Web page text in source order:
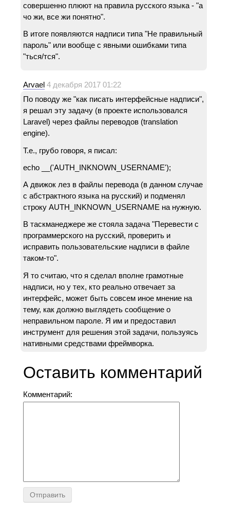
совершенно плюют на правила русского языка - "а
чо жи, все жи понятно".
В итоге появляются надписи типа "Не правильный
пароль" или вообще с явными ошибками типа
"ться/тся".
Arvael 4 декабря 2017 01:22
По поводу же "как писать интерфейсные надписи",
я решал эту задачу (в проекте использовался
Laravel) через файлы переводов (translation
engine).
Т.е., грубо говоря, я писал:
echo __('AUTH_INKNOWN_USERNAME');
А движок лез в файлы перевода (в данном случае
с абстрактного языка на русский) и подменял
строку AUTH_INKNOWN_USERNAME на нужную.
В таскманеджере же стояла задача "Перевести с
программерского на русский, проверить и
исправить пользовательские надписи в файле
таком-то".
Я то считаю, что я сделал вполне грамотные
надписи, но у тех, кто реально отвечает за
интерфейс, может быть совсем иное мнение на
тему, как должно выглядеть сообщение о
неправильном пароле. Я им и предоставил
инструмент для решения этой задачи, пользуясь
нативными средствами фреймворка.
Оставить комментарий
Комментарий: